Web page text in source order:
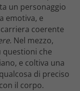
un personaggio
emotiva, e
coerente
. Nel mezzo,
che
e coltiva una
di preciso
il corpo.